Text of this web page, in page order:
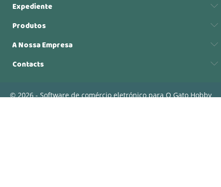
Expediente
Produtos
A Nossa Empresa
Contacts
© 2026 - Software de comércio eletrónico para O Gato Hobby